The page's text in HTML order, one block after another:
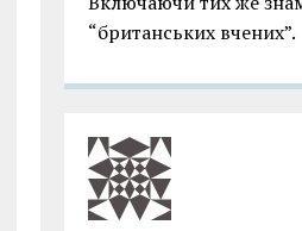
“британських вчених”.